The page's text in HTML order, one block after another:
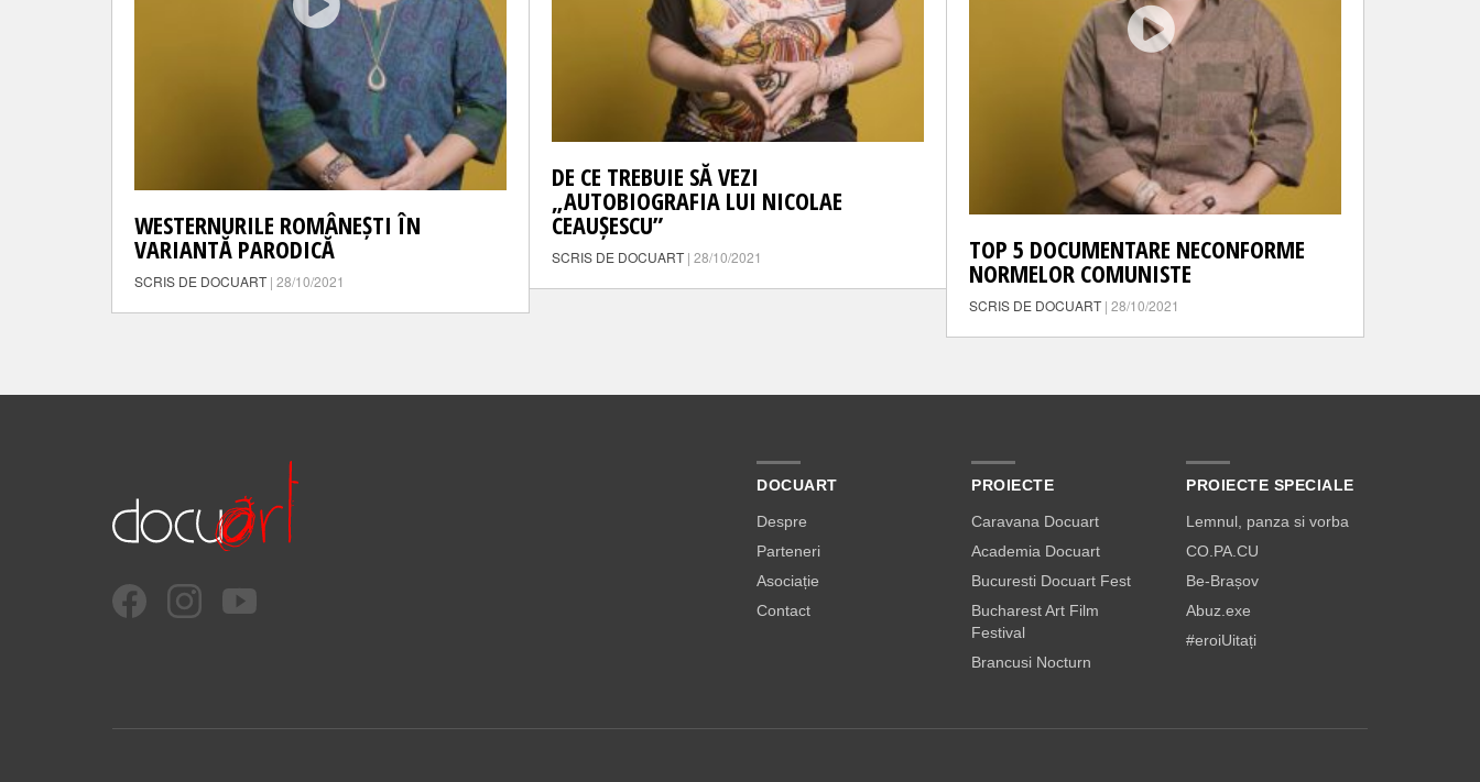
DE CE TREBUIE SĂ VEZI
„AUTOBIOGRAFIA LUI NICOLAE
CEAUȘESCU”
SCRIS DE DOCUART | 28/10/2021
WESTERNURILE ROMÂNEȘTI ÎN
VARIANTĂ PARODICĂ
SCRIS DE DOCUART | 28/10/2021
TOP 5 DOCUMENTARE NECONFORME
NORMELOR COMUNISTE
SCRIS DE DOCUART | 28/10/2021
DOCUART
Despre
Parteneri
Asociație
Contact
PROIECTE
Caravana Docuart
Academia Docuart
Bucuresti Docuart Fest
Bucharest Art Film
Festival
Brancusi Nocturn
PROIECTE SPECIALE
Lemnul, panza si vorba
CO.PA.CU
Be-Brașov
Abuz.exe
#eroiUitați